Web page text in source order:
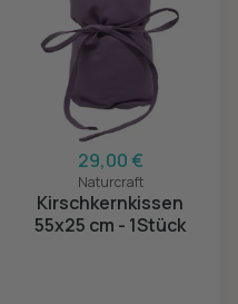
29,00 €
Naturcraft
Kirschkernkissen
55x25 cm - 1Stück